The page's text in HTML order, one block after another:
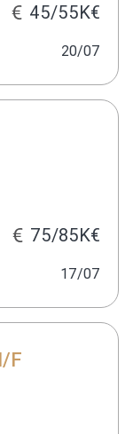
45/55K€
20/07
75/85K€
17/07
F